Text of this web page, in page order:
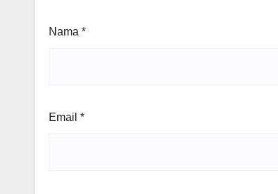
Nama *
Email *